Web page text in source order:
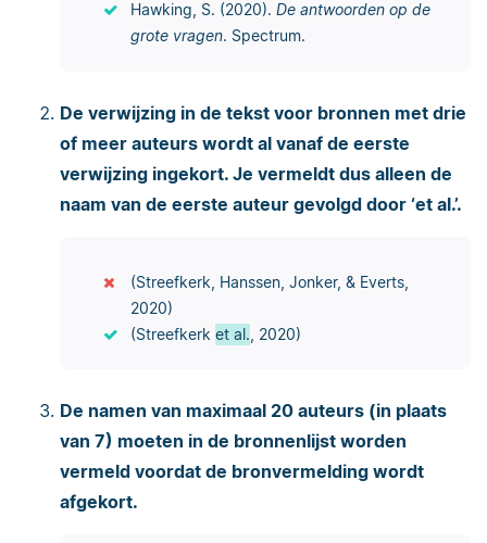
Hawking, S. (2020). De antwoorden op de
grote vragen. Spectrum.
De verwijzing in de tekst voor bronnen met drie
of meer auteurs wordt al vanaf de eerste
verwijzing ingekort. Je vermeldt dus alleen de
naam van de eerste auteur gevolgd door ‘et al.’.
(Streefkerk, Hanssen, Jonker, & Everts,
2020)
(Streefkerk et al. , 2020)
De namen van maximaal 20 auteurs (in plaats
van 7) moeten in de bronnenlijst worden
vermeld voordat de bronvermelding wordt
afgekort.